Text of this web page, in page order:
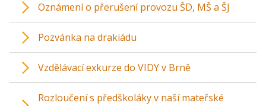
Oznámení o přerušení provozu ŠD, MŠ a ŠJ
Pozvánka na drakiádu
Vzdělávací exkurze do VIDY v Brně
Rozloučení s předškoláky v naší mateřské